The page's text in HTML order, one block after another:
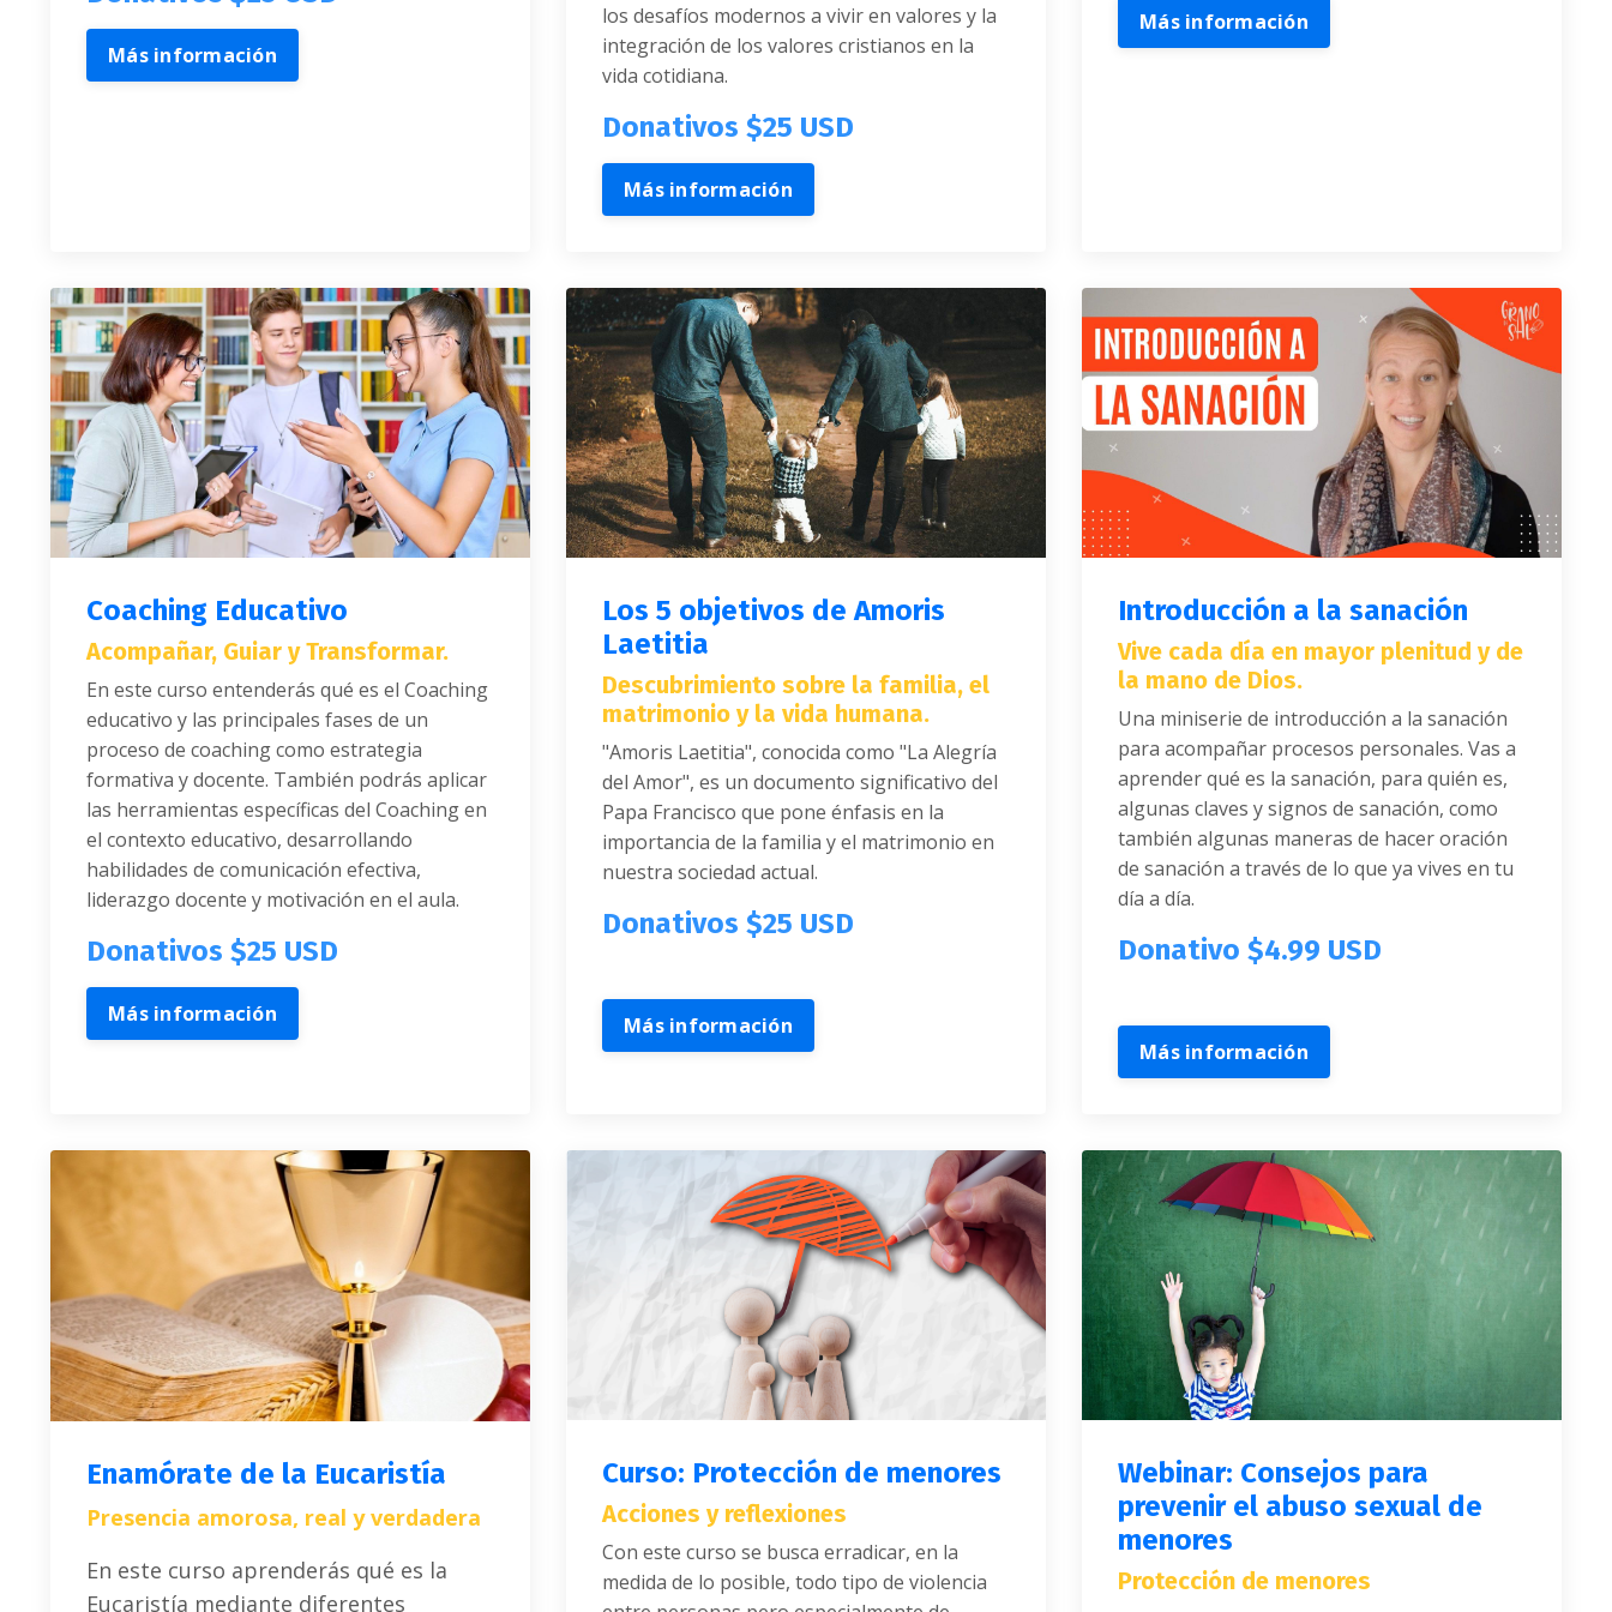
Más información
los desafíos modernos a vivir en valores y la
integración de los valores cristianos en la
vida cotidiana.
Donativos $25 USD
Más información
Más información
Coaching Educativo
Acompañar, Guiar y Transformar.
En este curso entenderás qué es el Coaching
educativo y las principales fases de un
proceso de coaching como estrategia
formativa y docente. También podrás aplicar
las herramientas específicas del Coaching en
el contexto educativo, desarrollando
habilidades de comunicación efectiva,
liderazgo docente y motivación en el aula.
Donativos $25 USD
Más información
Los 5 objetivos de Amoris
Laetitia
Descubrimiento sobre la familia, el
matrimonio y la vida humana.
"Amoris Laetitia", conocida como "La Alegría
del Amor", es un documento significativo del
Papa Francisco que pone énfasis en la
importancia de la familia y el matrimonio en
nuestra sociedad actual.
Donativos $25 USD
Más información
Introducción a la sanación
Vive cada día en mayor plenitud y de
la mano de Dios.
Una miniserie de introducción a la sanación
para acompañar procesos personales. Vas a
aprender qué es la sanación, para quién es,
algunas claves y signos de sanación, como
también algunas maneras de hacer oración
de sanación a través de lo que ya vives en tu
día a día.
Donativo $4.99 USD
Más información
Enamórate de la Eucaristía
Presencia amorosa, real y verdadera
En este curso aprenderás qué es la
Eucaristía mediante diferentes
Curso: Protección de menores
Acciones y reflexiones
Con este curso se busca erradicar, en la
medida de lo posible, todo tipo de violencia
Webinar: Consejos para
prevenir el abuso sexual de
menores
Protección de menores